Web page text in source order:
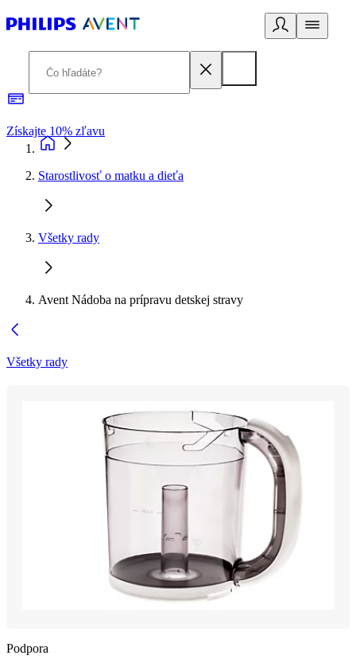
Získajte 10% zľavu
Starostlivosť o matku a dieťa
Všetky rady
Avent Nádoba na prípravu detskej stravy
Všetky rady
Podpora